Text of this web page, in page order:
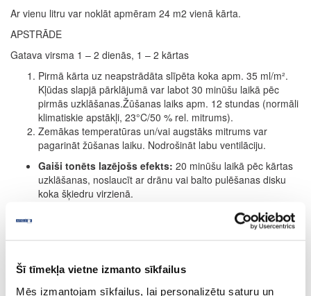
Šī tīmekļa vietne izmanto sīkfailus
Mēs izmantojam sīkfailus, lai personalizētu saturu un
Ar vienu litru var noklāt apmēram 24 m2 vienā kārta.
APSTRĀDE
Gatava virsma 1 – 2 dienās, 1 – 2 kārtas
Pirmā kārta uz neapstrādāta slīpēta koka apm. 35 ml/m².
Kļūdas slapjā pārklājumā var labot 30 minūšu laikā pēc
pirmās uzklāšanas.Žūšanas laiks apm. 12 stundas (normāli
klimatiskie apstākļi, 23°C/50 % rel. mitrums).
Zemākas temperatūras un/vai augstāks mitrums var
pagarināt žūšanas laiku. Nodrošināt labu ventilāciju.
Gaiši tonēts lazējošs efekts: 20 minūšu laikā pēc kārtas
uzklāšanas, noslaucīt ar drānu vai balto pulēšanas disku
koka šķiedru virzienā.
intensitāte, atkārtot procesu. (Tomēr maksimāli uzklāt 2
24 stundas (12 stundu vietā; skatīt 3. punktu). Otrā kārta
apm. 35 ml/m2 ar Hartwachs-Öl bezkrāsaina. Žūšanas laiks
apm. 8 – 10 stundas; skatīt 3. punktu.